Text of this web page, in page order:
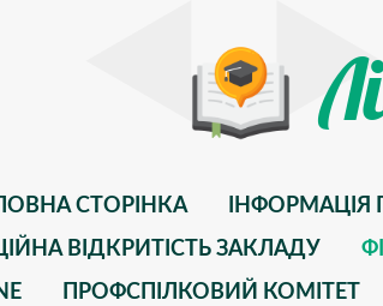
СТОРІНКА ІНФОРМАЦІЯ
ВІДКРИТІСТЬ ЗАКЛАДУ
ПРОФСПІЛКОВИЙ КОМІТЕТ